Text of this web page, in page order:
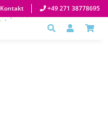
Kontakt +49 271 38778695